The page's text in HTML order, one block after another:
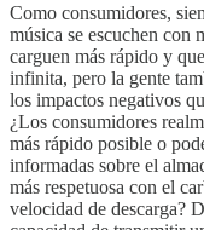
Como consumidores,
música se escuchen con
carguen más rápido y
infinita, pero la gente
los impactos negativos
¿Los consumidores
más rápido posible o
informadas sobre el
más respetuosa con el
velocidad de descarga?